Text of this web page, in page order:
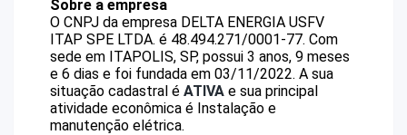
Sobre a empresa
O CNPJ da empresa DELTA ENERGIA USFV
ITAP SPE LTDA. é 48.494.271/0001-77. Com
sede em ITAPOLIS, SP, possui 3 anos, 9 meses
e 6 dias e foi fundada em 03/11/2022. A sua
situação cadastral é ATIVA e sua principal
atividade econômica é Instalação e
manutenção elétrica.